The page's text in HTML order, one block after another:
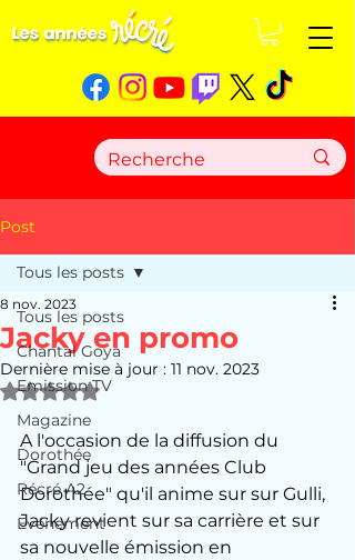
Post
Tous les posts
Chantal Goya
Emission TV
Magazine
Dorothée
Récré A2
Evénement
Tous les posts
Jacky en promo
8 nov. 2023
Dernière mise à jour : 11 nov. 2023
Noté NaN étoiles sur 5.
A l'occasion de la diffusion du
"Grand jeu des années Club
Dorothée" qu'il anime sur sur Gulli,
Jacky revient sur sa carrière et sur
sa nouvelle émission en